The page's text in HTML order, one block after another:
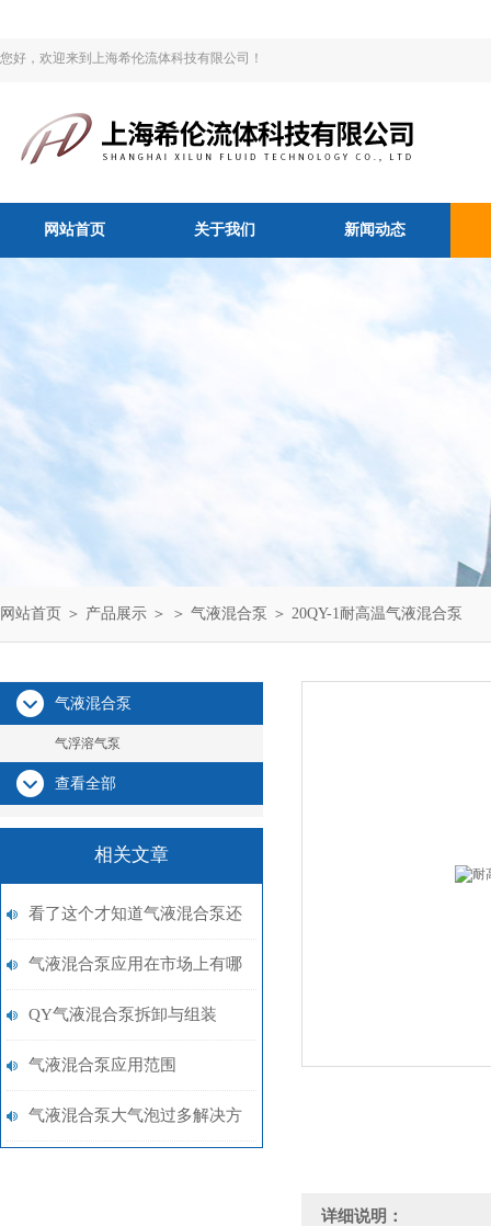
您好，欢迎来到上海希伦流体科技有限公司！
网站首页 关于我们 新闻动态
网站首页 ＞ 产品展示 ＞ ＞ 气液混合泵 ＞ 20QY-1耐高温气液混合泵
气液混合泵
气浮溶气泵
查看全部
相关文章
看了这个才知道气液混合泵还
有这些典型应用
气液混合泵应用在市场上有哪
几种类型？
QY气液混合泵拆卸与组装
气液混合泵应用范围
气液混合泵大气泡过多解决方
详细说明：